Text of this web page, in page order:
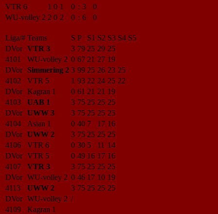
VTR 6 1 0 1 0 : 3
0
WU-volley 2 2 0 2 0 : 6 0
Liga/# Teams S P S1 S2 S3 S4 S5
DVor VTR 3 3 79 25 29 25
4101
WU-volley 2 0 67 21 27 19
DVor
Simmering 2 3 99 25 26 23 25
4102
VTR 5 1 93 22 24 25 22
DVor Kagran 1 0 61 21 21 19
4103
UAB 1 3 75 25 25 25
DVor UWW 3 3 75 25 25 25
4104
Asian 1 0 40 7 17 16
DVor UWW 2 3 75 25 25 25
4106
VTR 6 0 30 5 11 14
DVor VTR 5 0 49 16 17 16
4107
VTR 3 3 75 25 25 25
DVor WU-volley 2 0 46 17 10 19
4113
UWW 2 3 75 25 25 25
DVor WU-volley 2 /
4109
Kagran 1